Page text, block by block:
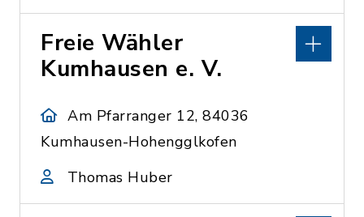
Freie Wähler
Kumhausen e. V.
Am Pfarranger 12, 84036
Kumhausen-Hohengglkofen
Thomas Huber